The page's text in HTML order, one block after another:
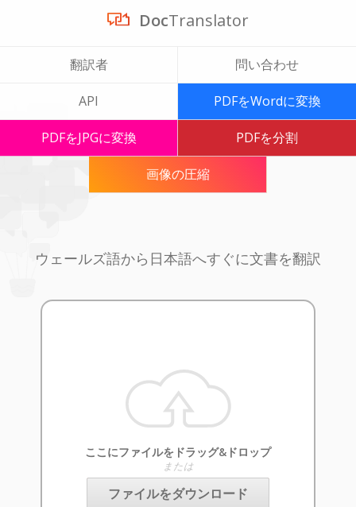
DocTranslator
翻訳者 問い合わせ
API PDFをWordに変換
PDFをJPGに変換 PDFを分割
画像の圧縮
ウェールズ語から日本語へすぐに文書を翻訳
ここにファイルをドラッグ&ドロップ
または
ファイルをダウンロード